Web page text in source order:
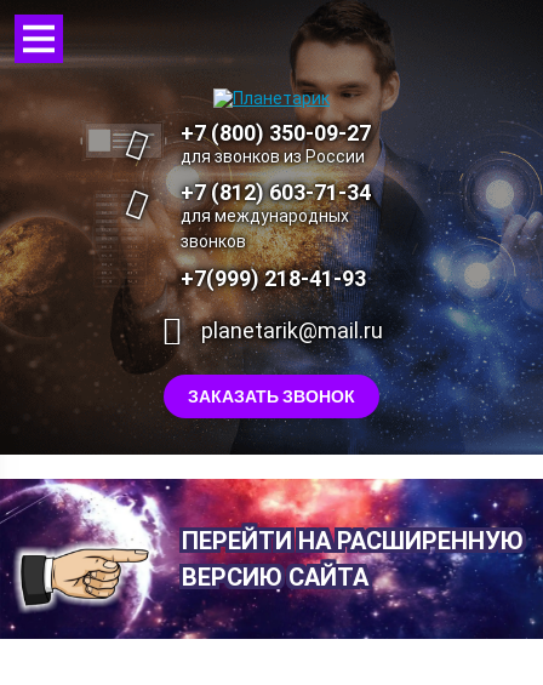
+7 (800) 350-09-27
для звонков из России
+7 (812) 603-71-34
для международных
звонков
+7(999) 218-41-93
planetarik@mail.ru
ЗАКАЗАТЬ ЗВОНОК
ПЕРЕЙТИ НА РАСШИРЕННУЮ
ВЕРСИЮ САЙТА